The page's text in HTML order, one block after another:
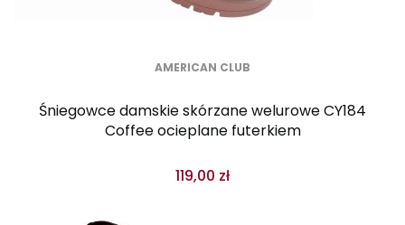
AMERICAN CLUB
Śniegowce damskie skórzane welurowe CY184
Coffee ocieplane futerkiem
119,00 zł